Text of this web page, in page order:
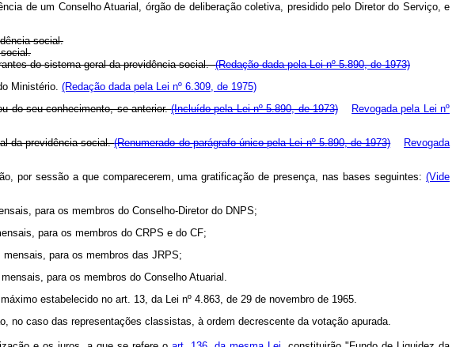
de um Conselho Atuarial, órgão de deliberação coletiva, presidido pelo Diretor do Serviço, e
social.
do sistema geral da previdência social.(Redação dada pela Lei nº 5.890, de 1973)
Ministério. (Redação dada pela Lei nº 6.309, de 1975)
do seu conhecimento, se anterior.(Incluído pela Lei nº 5.890, de 1973)
Revogada pela Lei nº
da previdência social.(Renumerado do parágrafo único pela Lei nº 5.890, de 1973)
Revogada
por sessão a que comparecerem, uma gratificação de presença, nas bases seguintes: (Vide
para os membros do Conselho-Diretor do DNPS;
para os membros do CRPS e do CF;
mensais, para os membros das JRPS;
para os membros do Conselho Atuarial.
estabelecido no art. 13, da Lei nº 4.863, de 29 de novembro de 1965.
no caso das representações classistas, à ordem decrescente da votação apurada.